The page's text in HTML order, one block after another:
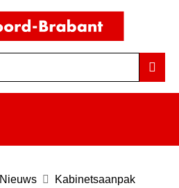
Ga
de
inhoud
Nieuws Kabinetsaanpak